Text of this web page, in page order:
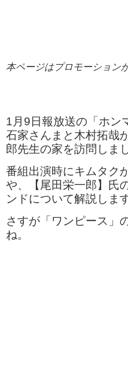
本ページはプロモーション
1月9日報放送の「ホン
石家さんまと木村拓哉
郎先生の家を訪問しま
番組出演時にキムタク
や、【尾田栄一郎】氏
ンドについて解説します
さすが「ワンピース」
ね。